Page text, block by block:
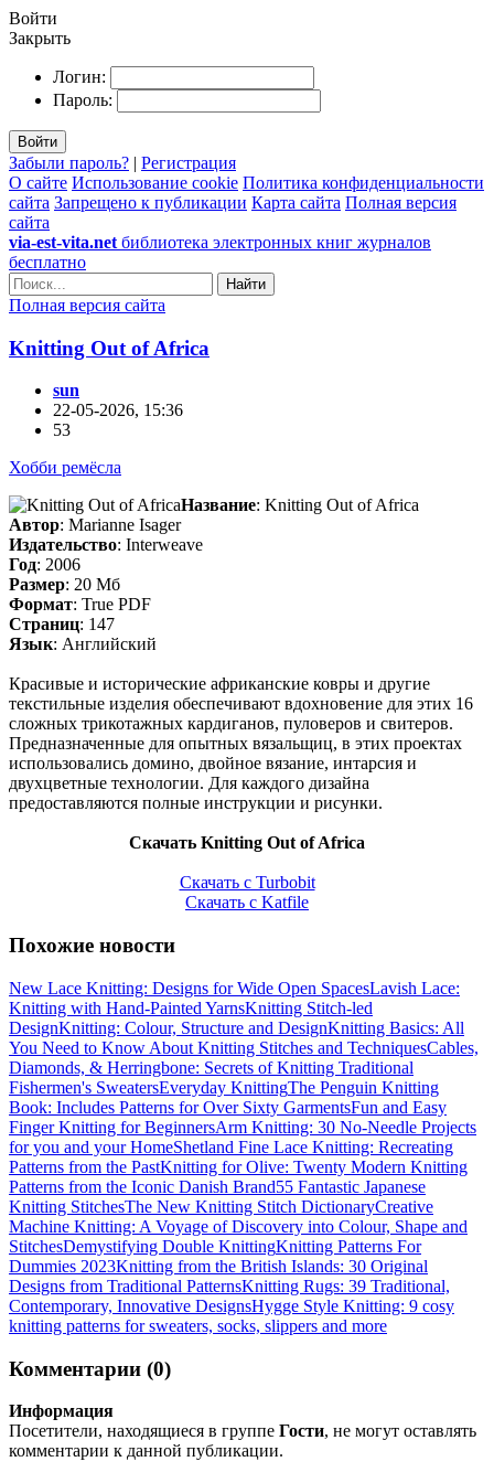
Войти
Закрыть
Логин:
Пароль:
Войти
Забыли пароль? | Регистрация
О сайте Использование cookie Политика конфиденциальности
сайта Запрещено к публикации Карта сайта Полная версия
сайта
via-est-vita.net библиотека электронных книг журналов
бесплатно
Найти
Полная версия сайта
Knitting Out of Africa
sun
22-05-2026, 15:36
53
Хобби ремёсла
Название: Knitting Out of Africa
Автор: Marianne Isager
Издательство: Interweave
Год: 2006
Размер: 20 Мб
Формат: True PDF
Страниц: 147
Язык: Английский
Красивые и исторические африканские ковры и другие
текстильные изделия обеспечивают вдохновение для этих 16
сложных трикотажных кардиганов, пуловеров и свитеров.
Предназначенные для опытных вязальщиц, в этих проектах
использовались домино, двойное вязание, интарсия и
двухцветные технологии. Для каждого дизайна
предоставляются полные инструкции и рисунки.
Скачать Knitting Out of Africa
Скачать с Turbobit
Скачать с Katfile
Похожие новости
New Lace Knitting: Designs for Wide Open SpacesLavish Lace:
Knitting with Hand-Painted YarnsKnitting Stitch-led
DesignKnitting: Colour, Structure and DesignKnitting Basics: All
You Need to Know About Knitting Stitches and TechniquesCables,
Diamonds, & Herringbone: Secrets of Knitting Traditional
Fishermen's SweatersEveryday KnittingThe Penguin Knitting
Book: Includes Patterns for Over Sixty GarmentsFun and Easy
Finger Knitting for BeginnersArm Knitting: 30 No-Needle Projects
for you and your HomeShetland Fine Lace Knitting: Recreating
Patterns from the PastKnitting for Olive: Twenty Modern Knitting
Patterns from the Iconic Danish Brand55 Fantastic Japanese
Knitting StitchesThe New Knitting Stitch DictionaryCreative
Machine Knitting: A Voyage of Discovery into Colour, Shape and
StitchesDemystifying Double KnittingKnitting Patterns For
Dummies 2023Knitting from the British Islands: 30 Original
Designs from Traditional PatternsKnitting Rugs: 39 Traditional,
Contemporary, Innovative DesignsHygge Style Knitting: 9 cosy
knitting patterns for sweaters, socks, slippers and more
Комментарии (0)
Информация
Посетители, находящиеся в группе Гости, не могут оставлять
комментарии к данной публикации.